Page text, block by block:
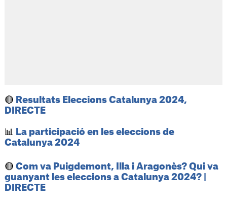
🔴 Resultats Eleccions Catalunya 2024,
DIRECTE
📊
La participació en les eleccions de
Catalunya 2024
🔴 Com va Puigdemont, Illa i Aragonès? Qui va
guanyant les eleccions a Catalunya 2024? |
DIRECTE